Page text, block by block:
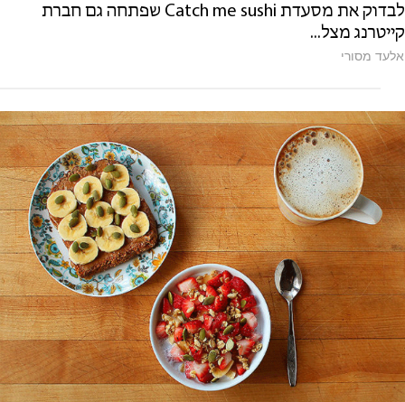
לבדוק את מסעדת Catch me sushi שפתחה גם חברת
קייטרנג מצל...
אלעד מסורי